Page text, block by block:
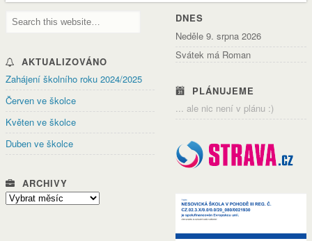
envvyuctovani_osvedceni-1-1
AKTUALIZOVÁNO
Zahájení školního roku 2024/2025
Červen ve školce
Květen ve školce
Duben ve školce
ARCHIVY
Archivy
DNES
Neděle 9. srpna 2026
Svátek má Roman
PLÁNUJEME
... ale nic není v plánu :)